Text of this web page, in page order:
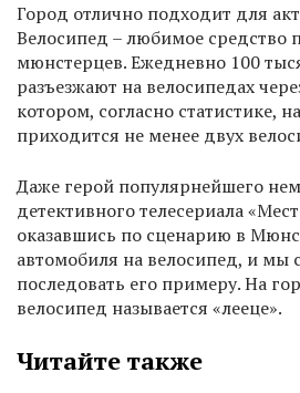
Город отлично подходит для
Велосипед – любимое средство
мюнстерцев. Ежедневно 100
разъезжают на велосипедах
котором, согласно статистике,
приходится не менее двух
Даже герой популярнейшего
детективного телесериала
оказавшись по сценарию в
автомобиля на велосипед, и мы
последовать его примеру. На
велосипед называется «лееце».
Читайте также